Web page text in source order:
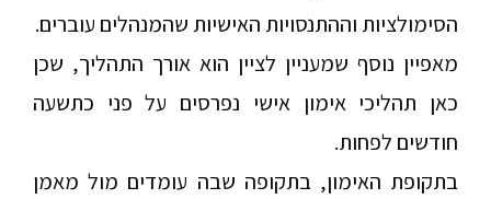
הסימולציות וההתנסויות האישיות שהמנהלים עוברים.
מאפיין נוסף שמעניין לציין הוא אורך התהליך, שכן
כאן תהליכי אימון אישי נפרסים על פני כתשעה
חודשים לפחות.
בתקופת האימון, בתקופה שבה עומדים מול מאמן